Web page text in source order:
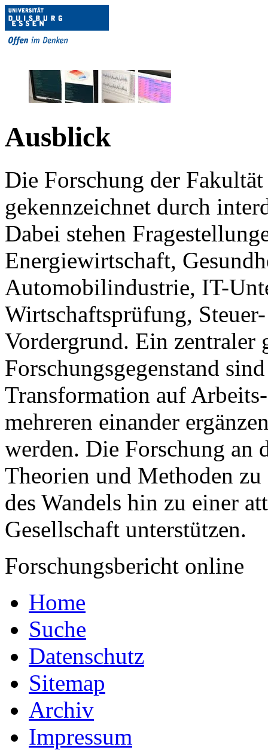
Ausblick
Die Forschung der
gekennzeichnet durch
Dabei stehen
Energiewirtschaft,
Automobilindustrie, IT-
Wirtschaftsprüfung,
Vordergrund. Ein zentraler
Forschungsgegenstand
Transformation auf
mehreren einander
werden. Die Forschung an
Theorien und Methoden
des Wandels hin zu einer
Gesellschaft unterstützen.
Forschungsbericht online
Home
Suche
Datenschutz
Sitemap
Archiv
Impressum